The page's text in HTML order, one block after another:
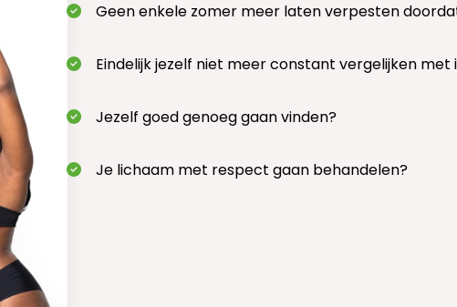
Geen enkele zomer meer laten verpesten
Eindelijk jezelf niet meer constant vergelijken met
Jezelf goed genoeg gaan vinden?
Je lichaam met respect gaan behandelen?